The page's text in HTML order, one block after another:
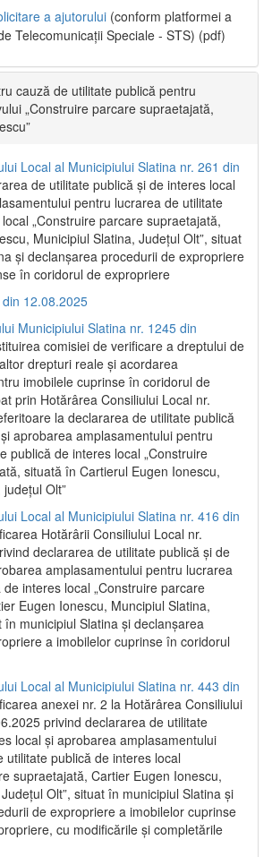
a ajutorului (conform platformei a
Telecomunicații Speciale - STS) (pdf)
cauză de utilitate publică pentru
„Construire parcare supraetajată,
Local al Municipiului Slatina nr. 261 din
de utilitate publică și de interes local
pentru lucrarea de utilitate
„Construire parcare supraetajată,
Municipiul Slatina, Județul Olt”, situat
și declanșarea procedurii de expropriere
în coridorul de expropriere
12.08.2025
Municipiului Slatina nr. 1245 din
comisiei de verificare a dreptului de
drepturi reale și acordarea
imobilele cuprinse în coridorul de
prin Hotărârea Consiliului Local nr.
la declararea de utilitate publică
aprobarea amplasamentului pentru
publică de interes local „Construire
situată în Cartierul Eugen Ionescu,
Olt”
Local al Municipiului Slatina nr. 416 din
Hotărârii Consiliului Local nr.
declararea de utilitate publică și de
amplasamentului pentru lucrarea
interes local „Construire parcare
Eugen Ionescu, Muncipiul Slatina,
în municipiul Slatina și declanșarea
a imobilelor cuprinse în coridorul
Local al Municipiului Slatina nr. 443 din
anexei nr. 2 la Hotărârea Consiliului
privind declararea de utilitate
local şi aprobarea amplasamentului
utilitate publică de interes local
supraetajată, Cartier Eugen Ionescu,
Olt”, situat în municipiul Slatina şi
de expropriere a imobilelor cuprinse
cu modificările şi completările